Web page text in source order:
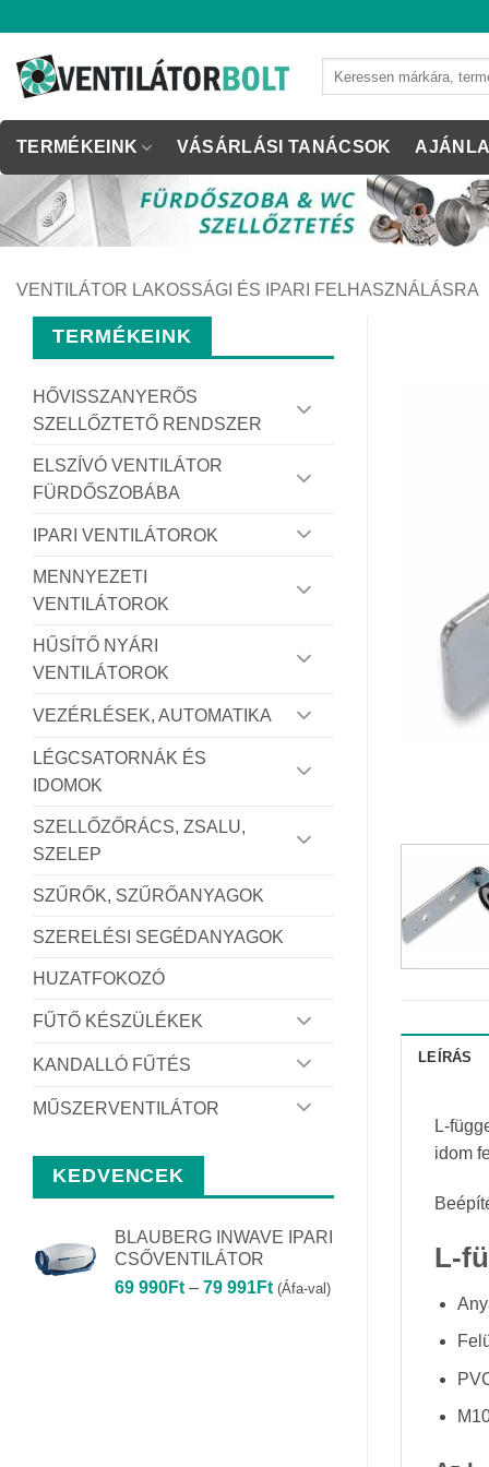
content
TERMÉKEINK VÁSÁRLÁSI TANÁCSOK
VENTILÁTOR LAKOSSÁGI ÉS IPARI FELHASZNÁLÁSRA
TERMÉKEINK
HŐVISSZANYERŐS
SZELLŐZTETŐ RENDSZER
ELSZÍVÓ VENTILÁTOR
FÜRDŐSZOBÁBA
IPARI VENTILÁTOROK
MENNYEZETI
VENTILÁTOROK
HŰSÍTŐ NYÁRI
VENTILÁTOROK
VEZÉRLÉSEK, AUTOMATIKA
LÉGCSATORNÁK ÉS
IDOMOK
SZELLŐZŐRÁCS, ZSALU,
SZELEP
SZŰRŐK, SZŰRŐANYAGOK
SZERELÉSI SEGÉDANYAGOK
HUZATFOKOZÓ
FŰTŐ KÉSZÜLÉKEK
KANDALLÓ FŰTÉS
MŰSZERVENTILÁTOR
KEDVENCEK
BLAUBERG INWAVE IPARI
CSŐVENTILÁTOR
69 990Ft – 79 991FtÁrtartomány:
(Áfa-val)
LEÍRÁS
L-
idom
L-